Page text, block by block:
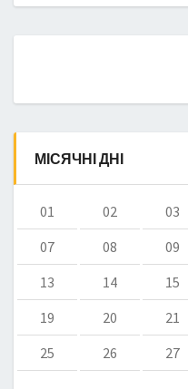
МІСЯЧНІ ДНІ
01 02 03
07
08 09
13
14 15
19
20 21
25
26 27